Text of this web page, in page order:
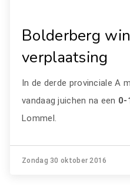
Bolderberg
verplaatsing
In de derde provinciale A
vandaag juichen na een 0-
Lommel.
Zondag 30 oktober 2016